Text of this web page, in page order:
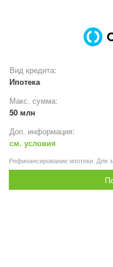
Вид кредита:
Ипотека
Макс. сумма:
50 млн
Доп. информация:
см. условия
Рефинансирование ипотеки. Для